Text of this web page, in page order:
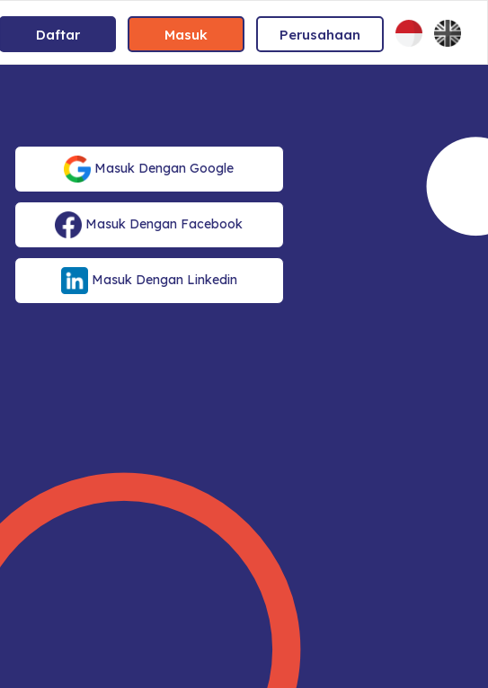
Daftar Masuk Perusahaan
Masuk Dengan Google
Masuk Dengan Facebook
Masuk Dengan Linkedin